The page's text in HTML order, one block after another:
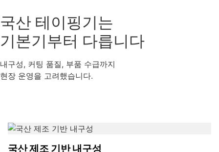
국산 테이핑기는
기본기부터 다릅니다
내구성, 커팅 품질, 부품 수급까지
현장 운영을 고려했습니다.
국산 제조 기반 내구성